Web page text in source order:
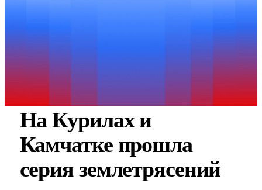
На Курилах и
Камчатке прошла
серия землетрясений